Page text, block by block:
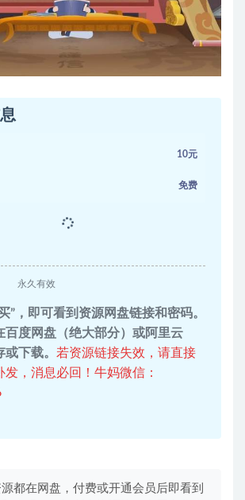
10元
免费
永久有效
”，即可看到资源网盘链接和密码。
百度网盘（绝大部分）或阿里云
下载。 若资源链接失效，请直接
发，消息必回！牛妈微信：
源都在网盘，付费或开通会员后即看到